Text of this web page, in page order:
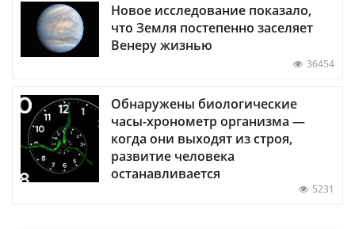
Новое исследование показало,
что Земля постепенно заселяет
Венеру жизнью
36454
Обнаружены биологические
часы-хронометр организма —
когда они выходят из строя,
развитие человека
останавливается
5231